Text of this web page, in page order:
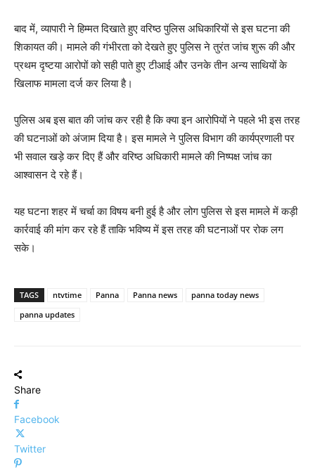
बाद में, व्यापारी ने हिम्मत दिखाते हुए वरिष्ठ पुलिस अधिकारियों से इस घटना की
शिकायत की। मामले की गंभीरता को देखते हुए पुलिस ने तुरंत जांच शुरू की और
प्रथम दृष्टया आरोपों को सही पाते हुए टीआई और उनके तीन अन्य साथियों के
खिलाफ मामला दर्ज कर लिया है।
पुलिस अब इस बात की जांच कर रही है कि क्या इन आरोपियों ने पहले भी इस तरह
की घटनाओं को अंजाम दिया है। इस मामले ने पुलिस विभाग की कार्यप्रणाली पर
भी सवाल खड़े कर दिए हैं और वरिष्ठ अधिकारी मामले की निष्पक्ष जांच का
आश्वासन दे रहे हैं।
यह घटना शहर में चर्चा का विषय बनी हुई है और लोग पुलिस से इस मामले में कड़ी
कार्रवाई की मांग कर रहे हैं ताकि भविष्य में इस तरह की घटनाओं पर रोक लग
सके।
TAGS ntvtime Panna Panna news
panna today news
panna updates
Share
Facebook
Twitter